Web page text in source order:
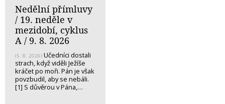
Nedělní přímluvy
/ 19. neděle v
mezidobí, cyklus
A / 9. 8. 2026
(5. 8. 2026) Učedníci dostali
strach, když viděli Ježíše
kráčet po moři. Pán je však
povzbudil, aby se nebáli.
[1] S důvěrou v Pána,…